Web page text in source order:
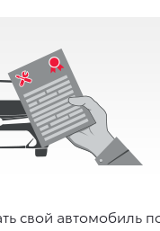
свой автомобиль